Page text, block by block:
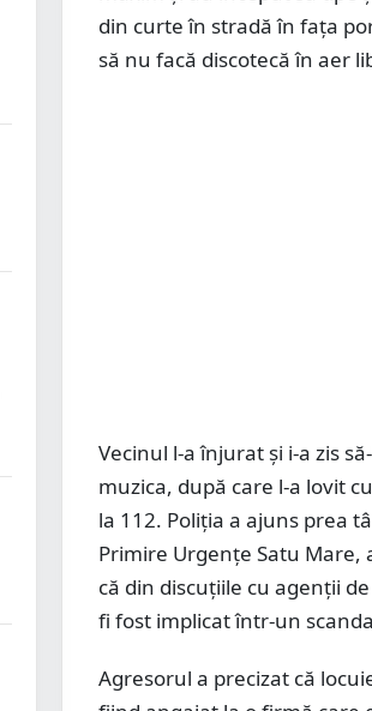
din curte în stradă în faţa
să nu facă discotecă în aer
Vecinul l-a înjurat şi i-a zis
muzica, după care l-a lovit
la 112. Poliția a ajuns prea
Primire Urgențe Satu Mare,
că din discuţiile cu agenţii
fi fost implicat într-un
Agresorul a precizat că